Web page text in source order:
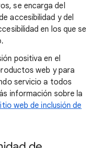
se encarga del
accesibilidad y del
en los que se
positiva en el
web y para
servicio a todos
información sobre la
web de inclusión de